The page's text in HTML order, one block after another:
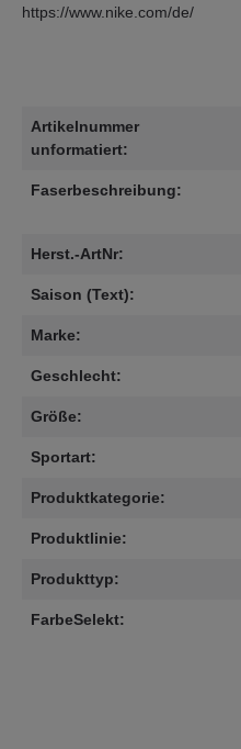
https://www.nike.com/de/
Artikelnummer
unformatiert:
Faserbeschreibung:
Herst.-ArtNr:
Saison (Text):
Marke:
Geschlecht:
Größe:
Sportart:
Produktkategorie:
Produktlinie:
Produkttyp:
FarbeSelekt: